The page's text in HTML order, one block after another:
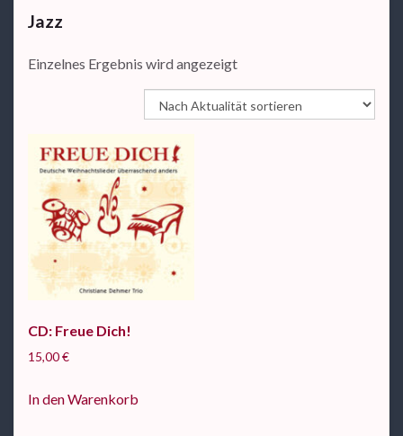
Jazz
Einzelnes Ergebnis wird angezeigt
CD: Freue Dich!
15,00€
In den Warenkorb